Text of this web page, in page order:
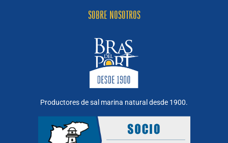
SOBRE NOSOTROS
Productores de sal marina natural desde 1900.